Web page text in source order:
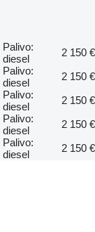
Palivo:
diesel
2 150 €
Palivo:
diesel
2 150 €
Palivo:
diesel
2 150 €
Palivo:
diesel
2 150 €
Palivo:
diesel
2 150 €